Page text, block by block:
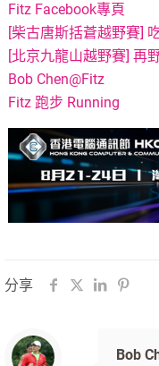
Fitz Facebook專頁
[柴古唐斯括蒼越野賽]
[北京九龍山越野賽] 再
Bob Chen@Fitz
Fitz 跑步 Running
分享
Bob